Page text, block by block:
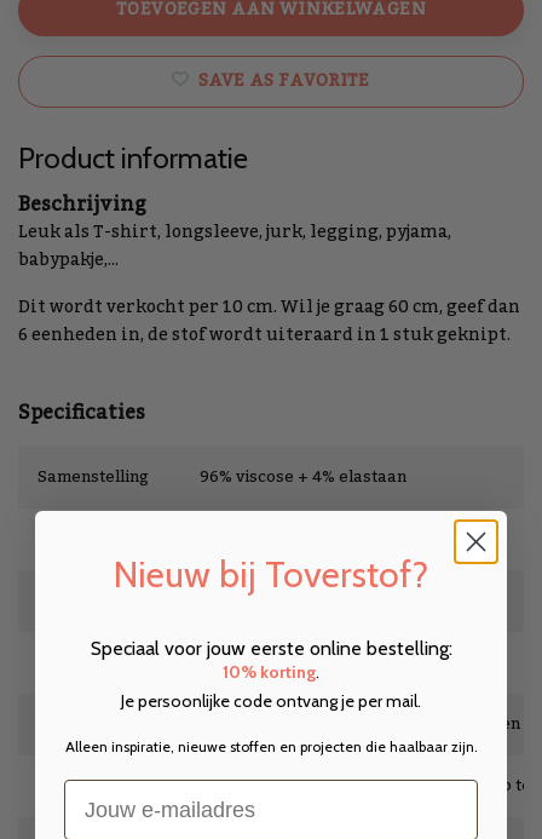
TOEVOEGEN AAN WINKELWAGEN
SAVE AS FAVORITE
Product informatie
Beschrijving
Leuk als T-shirt, longsleeve, jurk, legging, pyjama,
babypakje,...
Dit wordt verkocht per 10 cm. Wil je graag 60 cm, geef dan
6 eenheden in, de stof wordt uiteraard in 1 stuk geknipt.
Specificaties
Samenstelling
96% viscose + 4% elastaan
160 cm
Naaldadvies
stretch
wassen op 30°, niet in de droger, strijken
Voorwassen
Was de stof vooraf om eventuele krimp te
Nieuw bij Toverstof?
Speciaal voor jouw eerste online bestelling:
10% korting.
Je persoonlijke code ontvang je per mail.
Alleen inspiratie, nieuwe stoffen en projecten die haalbaar zijn.
Email